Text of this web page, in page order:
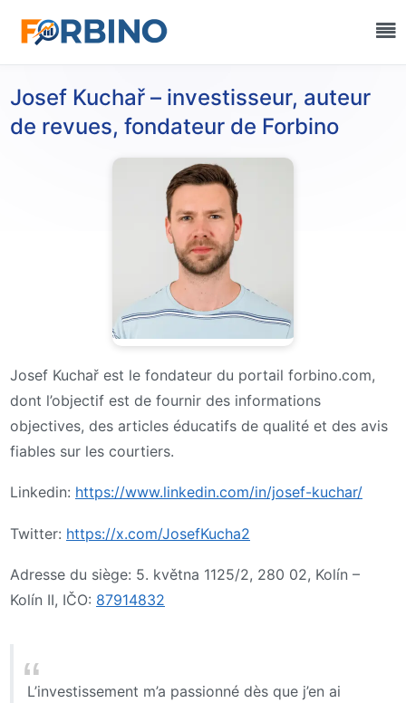
Josef Kuchař – investisseur, auteur
de revues, fondateur de Forbino
Josef Kuchař est le fondateur du portail forbino.com,
dont l’objectif est de fournir des informations
objectives, des articles éducatifs de qualité et des avis
fiables sur les courtiers.
Linkedin: https://www.linkedin.com/in/josef-kuchar/
Twitter: https://x.com/JosefKucha2
Adresse du siège: 5. května 1125/2, 280 02, Kolín –
Kolín II, IČO: 87914832
L’investissement m’a passionné dès que j’en ai